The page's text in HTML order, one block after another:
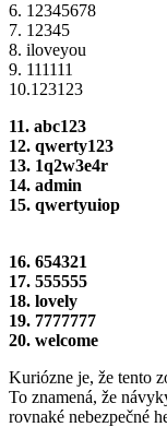
6. 12345678
7. 12345
8. iloveyou
9. 111111
10.123123
11. abc123
12. qwerty123
13. 1q2w3e4r
14. admin
15. qwertyuiop
16. 654321
17. 555555
18. lovely
19. 7777777
20. welcome
Kuriózne je, že tento
To znamená, že
rovnaké nebezpečné